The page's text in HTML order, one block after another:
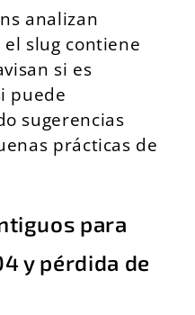
analizan
slug contiene
si es
puede
sugerencias
prácticas de
para
y pérdida de